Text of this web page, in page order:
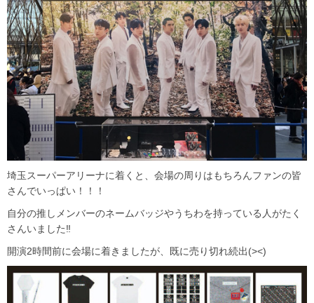
埼玉スーパーアリーナに着くと、会場の周りはもちろんファンの皆
さんでいっぱい！！！
自分の推しメンバーのネームバッジやうちわを持っている人がたく
さんいました‼
開演2時間前に会場に着きましたが、既に売り切れ続出(><)